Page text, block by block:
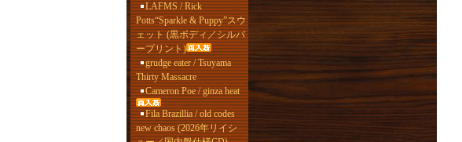
LAFMS / Rick
Potts“Sparkle & Puppy”スウ
ェット (黒ボディ／シルバ
ープリント)
grudge eater / Tsuyama
Thirty Massacre
Cameron Poe / ginza heat
Fila Brazillia / old codes
new chaos (2026年リイシ